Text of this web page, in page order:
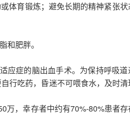
体育锻炼；避免长期的精神紧张
和肥胖。
应症的脑出血手术。为保持呼吸道
行吃药，昏迷不可喂食水，及时清
万，幸存者中约有70%-80%患者存